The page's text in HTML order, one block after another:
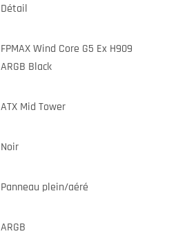
Détail
FPMAX Wind Core G5 Ex H909
ARGB Black
ATX Mid Tower
Noir
Panneau plein/aéré
ARGB